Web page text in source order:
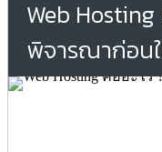
Web
พิจารณาก่อน